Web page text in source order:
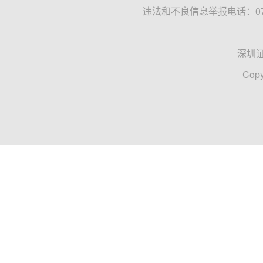
违法和不良信息举报电话：
深圳